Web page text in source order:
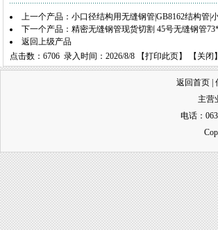
上一个产品： 小口径结构用无缝钢管|GB8162结构管|
下一个产品： 精密无缝钢管现货切割 45号无缝钢管
返回上级产品
点击数：6706 录入时间：2026/8/8 【打印此页】 【 关闭 】
返回首页
主营
电话：